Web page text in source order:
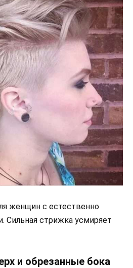
женщин с естественно
Сильная стрижка усмиряет
и обрезанные бока